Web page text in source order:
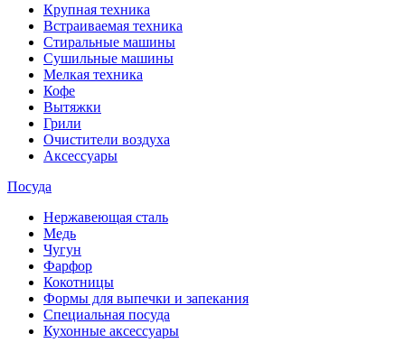
Крупная техника
Встраиваемая техника
Стиральные машины
Сушильные машины
Мелкая техника
Кофе
Вытяжки
Грили
Очистители воздуха
Аксессуары
Посуда
Нержавеющая сталь
Медь
Чугун
Фарфор
Кокотницы
Формы для выпечки и запекания
Специальная посуда
Кухонные аксессуары